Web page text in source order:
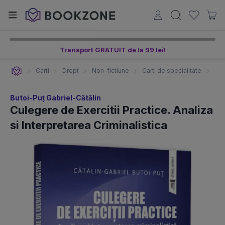
Transport GRATUIT de la 99 lei!
Carti Drept Non-fictiune Carti de specialitate
Butoi-Puț Gabriel-Cătălin
Culegere de Exercitii Practice. Analiza
si Interpretarea Criminalistica